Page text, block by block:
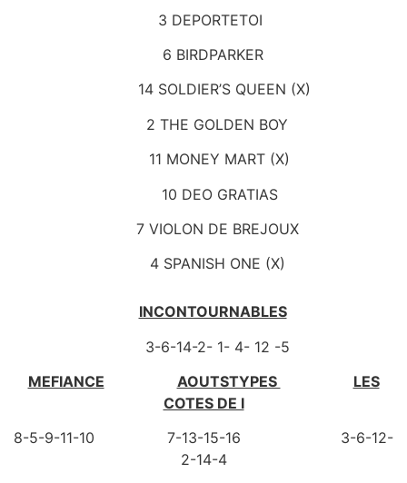
3 DEPORTETOI
6 BIRDPARKER
14 SOLDIER’S QUEEN (X)
2 THE GOLDEN BOY
11 MONEY MART (X)
10 DEO GRATIAS
7 VIOLON DE BREJOUX
4 SPANISH ONE (X)
INCONTOURNABLES
3-6-14-2- 1- 4- 12 -5
MEFIANCE
AOUTSTYPES
LES
COTES DE I
8-5-9-11-10 7-13-15-16 3-6-12-
2-14-4